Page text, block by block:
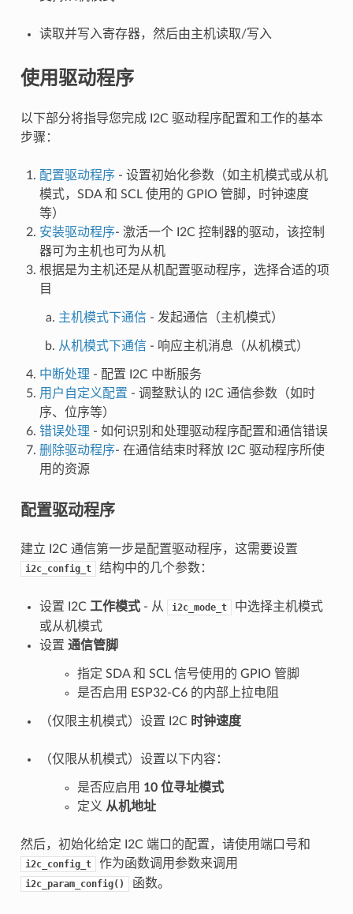
读取并写入寄存器，然后由主机读取/写入
使用驱动程序
以下部分将指导您完成 I2C 驱动程序配置和工作的基本
步骤：
配置驱动程序 - 设置初始化参数（如主机模式或从机
模式，SDA 和 SCL 使用的 GPIO 管脚，时钟速度
等）
安装驱动程序- 激活一个 I2C 控制器的驱动，该控制
器可为主机也可为从机
根据是为主机还是从机配置驱动程序，选择合适的项
目
主机模式下通信- 发起通信（主机模式）
从机模式下通信- 响应主机消息（从机模式）
中断处理 - 配置 I2C 中断服务
用户自定义配置 - 调整默认的 I2C 通信参数（如时
序、位序等）
错误处理 - 如何识别和处理驱动程序配置和通信错误
删除驱动程序- 在通信结束时释放 I2C 驱动程序所使
用的资源
配置驱动程序
建立 I2C 通信第一步是配置驱动程序，这需要设置
i2c_config_t 结构中的几个参数：
设置 I2C 工作模式- 从 i2c_mode_t
中选择主机模式
或从机模式
设置 通信管脚
指定 SDA 和 SCL 信号使用的 GPIO 管脚
是否启用 ESP32-C6 的内部上拉电阻
（仅限主机模式）设置 I2C 时钟速度
（仅限从机模式）设置以下内容：
是否应启用 10 位寻址模式
定义 从机地址
然后，初始化给定 I2C 端口的配置，请使用端口号和
i2c_config_t 作为函数调用参数来调用
i2c_param_config() 函数。